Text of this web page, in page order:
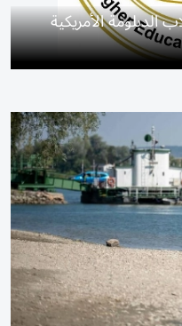
الدبلومة الأمريكية